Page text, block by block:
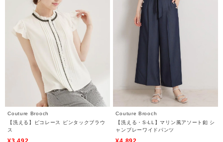
Couture Brooch
【洗える】ピコレース ピンタックブラウ
ス
Couture Brooch
【洗える・S-LL】マリン風アソート釦 シ
ャンブレーワイドパンツ